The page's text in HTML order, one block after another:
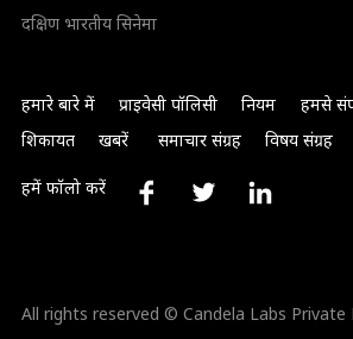
दक्षिण भारतीय सिनेमा
हमारे बारे में प्राइवेसी पॉलिसी नियम हमसे
शिकायत
खबरें समाचार संग्रह विषय संग्रह
हमें फॉलो करें
All rights reserved © Candela Labs Private